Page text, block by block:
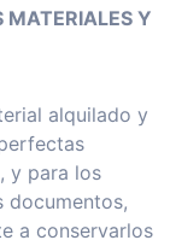
Y
alquilado y
y para los
documentos,
a conservarlos